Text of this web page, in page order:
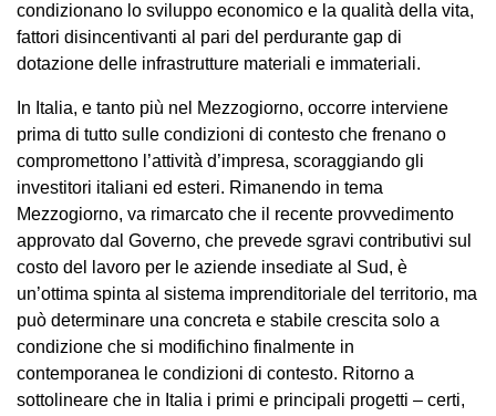
condizionano lo sviluppo economico e la qualità della vita,
fattori disincentivanti al pari del perdurante gap di
dotazione delle infrastrutture materiali e immateriali.
In Italia, e tanto più nel Mezzogiorno, occorre interviene
prima di tutto sulle condizioni di contesto che frenano o
compromettono l’attività d’impresa, scoraggiando gli
investitori italiani ed esteri. Rimanendo in tema
Mezzogiorno, va rimarcato che il recente provvedimento
approvato dal Governo, che prevede sgravi contributivi sul
costo del lavoro per le aziende insediate al Sud, è
un’ottima spinta al sistema imprenditoriale del territorio, ma
può determinare una concreta e stabile crescita solo a
condizione che si modifichino finalmente in
contemporanea le condizioni di contesto. Ritorno a
sottolineare che in Italia i primi e principali progetti – certi,